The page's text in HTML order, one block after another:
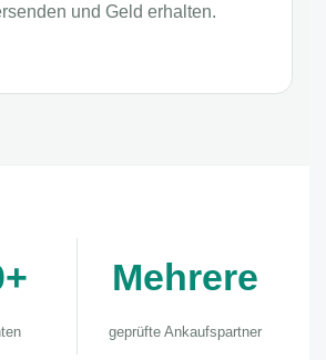
und Geld erhalten.
Mehrere
geprüfte Ankaufspartner